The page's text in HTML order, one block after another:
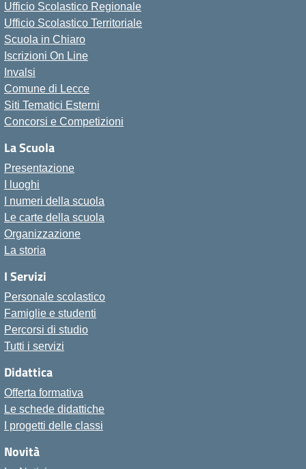
Ufficio Scolastico Regionale
Ufficio Scolastico Territoriale
Scuola in Chiaro
Iscrizioni On Line
Invalsi
Comune di Lecce
Siti Tematici Esterni
Concorsi e Competizioni
La Scuola
Presentazione
I luoghi
I numeri della scuola
Le carte della scuola
Organizzazione
La storia
I Servizi
Personale scolastico
Famiglie e studenti
Percorsi di studio
Tutti i servizi
Didattica
Offerta formativa
Le schede didattiche
I progetti delle classi
Novità